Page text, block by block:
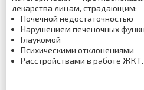
лекарства лицам, страдающим:
Почечной недостаточностью
Нарушением печеночных
Глаукомой
Психическими отклонениями
Расстройствами в работе ЖКТ.